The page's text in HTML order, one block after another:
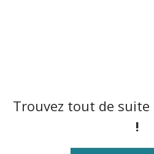
Trouvez tout de suite
!